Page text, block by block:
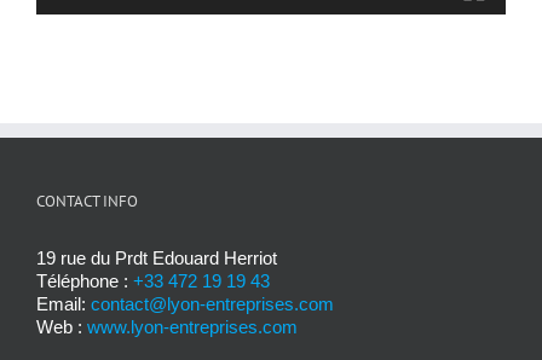
CONTACT INFO
19 rue du Prdt Edouard Herriot
Téléphone : +33 472 19 19 43
Email: contact@lyon-entreprises.com
Web : www.lyon-entreprises.com